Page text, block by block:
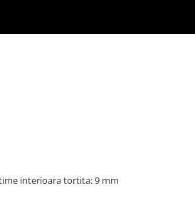
interioara tortita: 9 mm